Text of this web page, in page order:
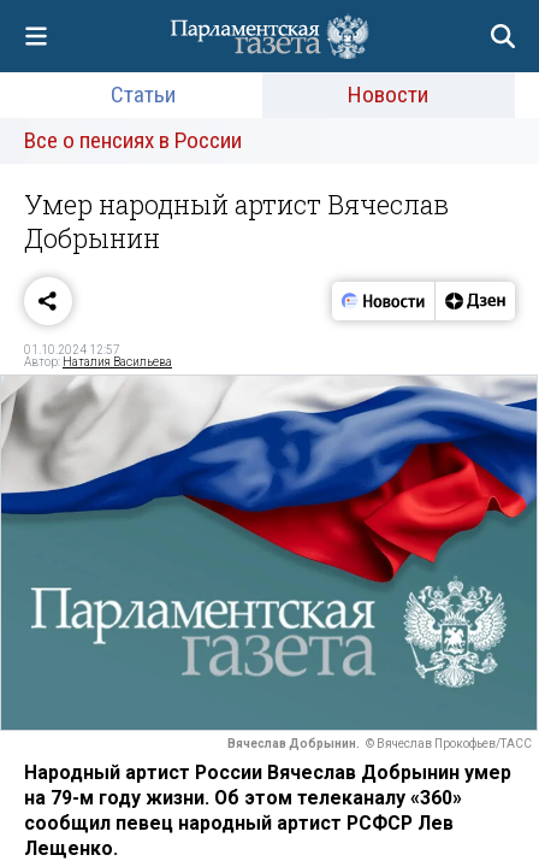
Статьи
Новости
Все о пенсиях в России
Умер народный артист Вячеслав
Добрынин
01.10.2024 12:57
Автор: Наталия Васильева
Вячеслав Добрынин. © Вячеслав Прокофьев/ТАСС
Народный артист России Вячеслав Добрынин умер
на 79-м году жизни. Об этом телеканалу «360»
сообщил певец народный артист РСФСР Лев
Лещенко.